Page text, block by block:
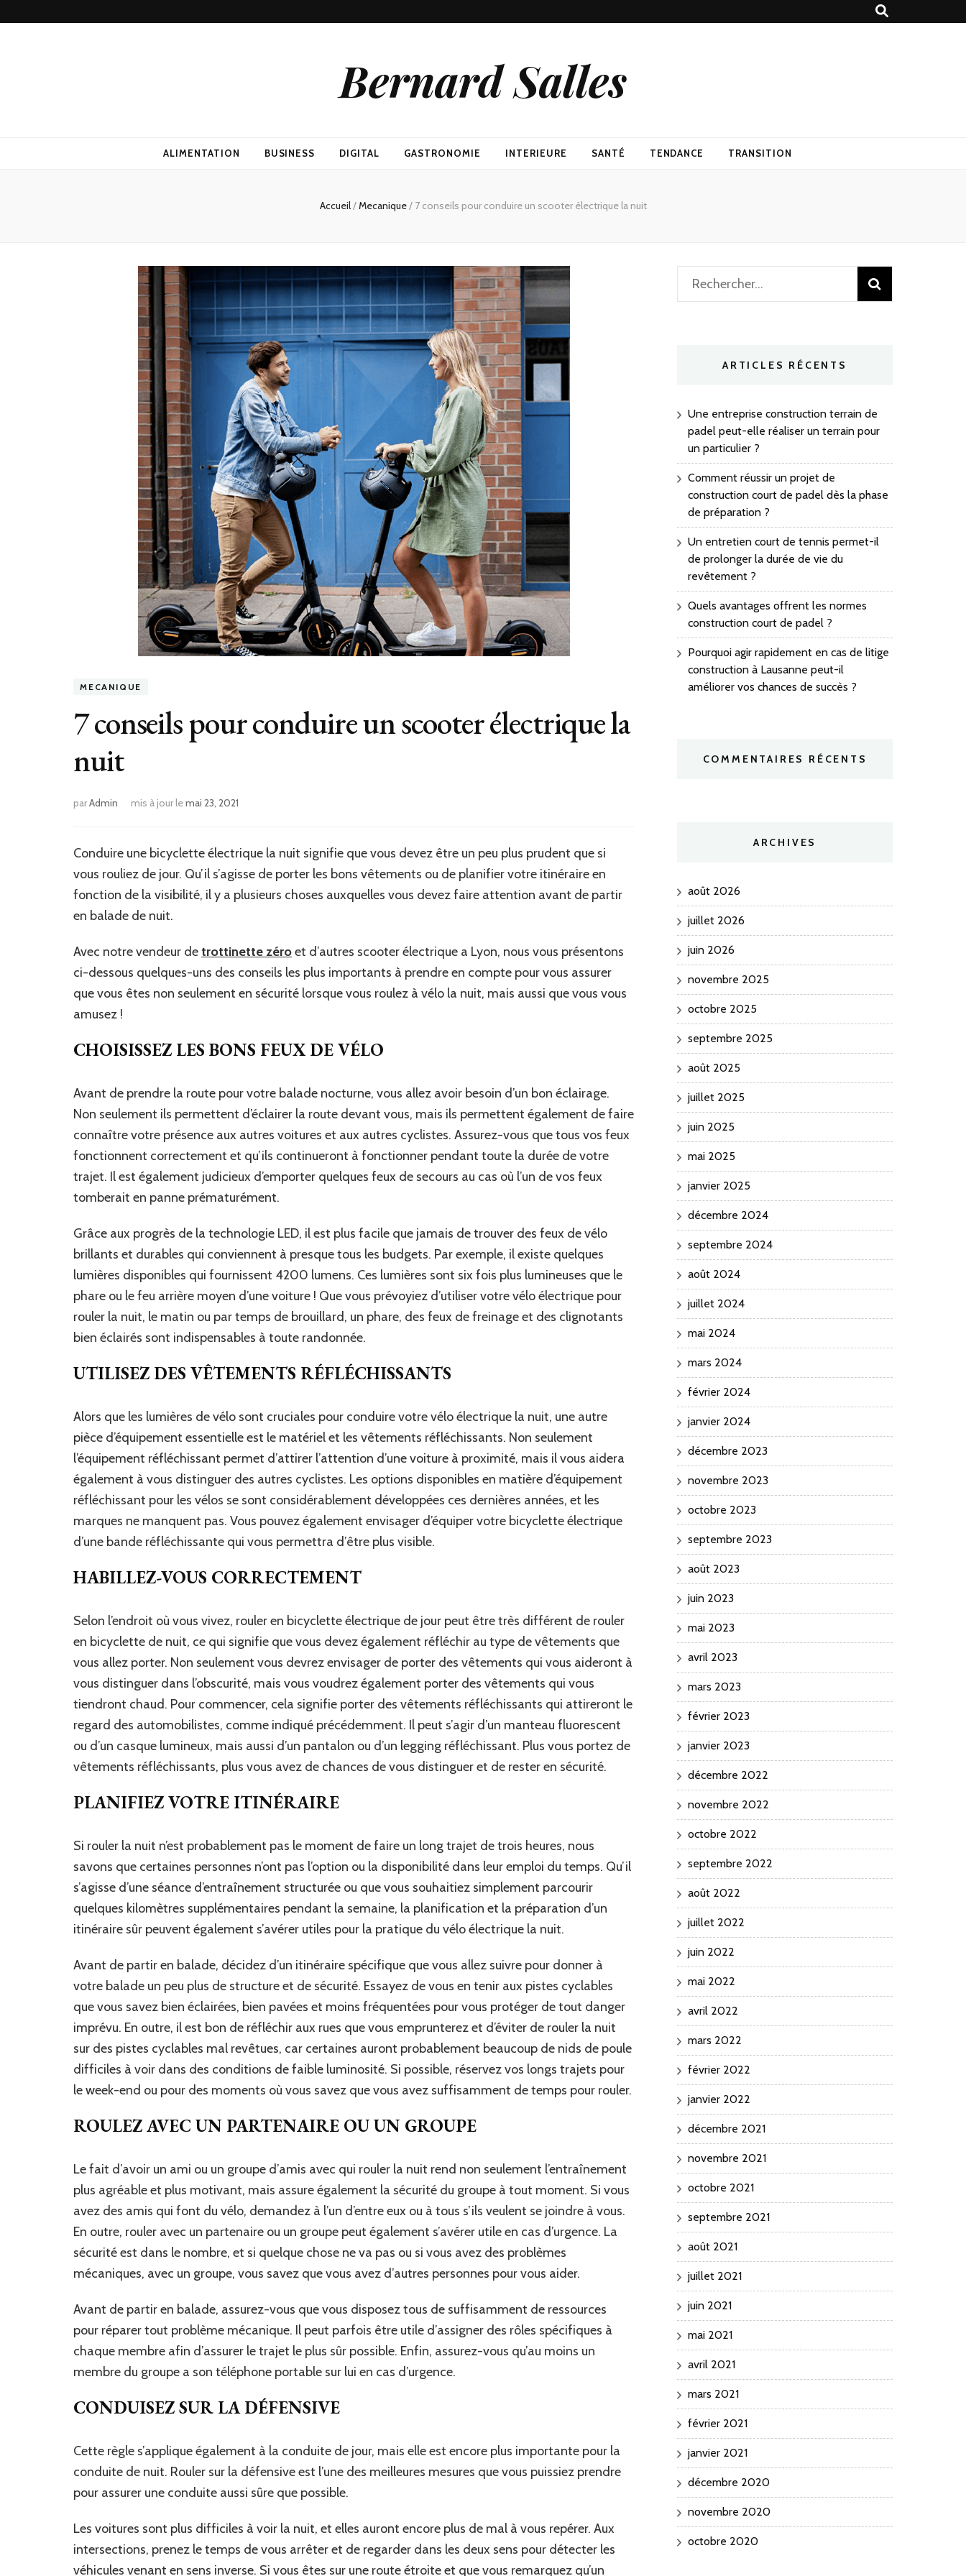
Bernard Salles
ALIMENTATION BUSINESS DIGITAL GASTRONOMIE INTERIEURE SANTÉ TENDANCE TRANSITION
Accueil/Mecanique/ 7 conseils pour conduire un scooter électrique la nuit
MECANIQUE
7 conseils pour conduire un scooter électrique la
nuit
parAdmin mis à jour lemai 23, 2021
Conduire une bicyclette électrique la nuit signifie que vous devez être un peu plus prudent que si
vous rouliez de jour. Qu’il s’agisse de porter les bons vêtements ou de planifier votre itinéraire en
fonction de la visibilité, il y a plusieurs choses auxquelles vous devez faire attention avant de partir
en balade de nuit.
Avec notre vendeur detrottinette zéroet d’autres scooter électrique a Lyon, nous vous présentons
ci-dessous quelques-uns des conseils les plus importants à prendre en compte pour vous assurer
que vous êtes non seulement en sécurité lorsque vous roulez à vélo la nuit, mais aussi que vous vous
amusez !
CHOISISSEZ LES BONS FEUX DE VÉLO
Avant de prendre la route pour votre balade nocturne, vous allez avoir besoin d’un bon éclairage.
Non seulement ils permettent d’éclairer la route devant vous, mais ils permettent également de faire
connaître votre présence aux autres voitures et aux autres cyclistes. Assurez-vous que tous vos feux
fonctionnent correctement et qu’ils continueront à fonctionner pendant toute la durée de votre
trajet. Il est également judicieux d’emporter quelques feux de secours au cas où l’un de vos feux
tomberait en panne prématurément.
Grâce aux progrès de la technologie LED, il est plus facile que jamais de trouver des feux de vélo
brillants et durables qui conviennent à presque tous les budgets. Par exemple, il existe quelques
lumières disponibles qui fournissent 4200 lumens. Ces lumières sont six fois plus lumineuses que le
phare ou le feu arrière moyen d’une voiture ! Que vous prévoyiez d’utiliser votre vélo électrique pour
rouler la nuit, le matin ou par temps de brouillard, un phare, des feux de freinage et des clignotants
bien éclairés sont indispensables à toute randonnée.
UTILISEZ DES VÊTEMENTS RÉFLÉCHISSANTS
Alors que les lumières de vélo sont cruciales pour conduire votre vélo électrique la nuit, une autre
pièce d’équipement essentielle est le matériel et les vêtements réfléchissants. Non seulement
l’équipement réfléchissant permet d’attirer l’attention d’une voiture à proximité, mais il vous aidera
également à vous distinguer des autres cyclistes. Les options disponibles en matière d’équipement
réfléchissant pour les vélos se sont considérablement développées ces dernières années, et les
marques ne manquent pas. Vous pouvez également envisager d’équiper votre bicyclette électrique
d’une bande réfléchissante qui vous permettra d’être plus visible.
HABILLEZ-VOUS CORRECTEMENT
Selon l’endroit où vous vivez, rouler en bicyclette électrique de jour peut être très différent de rouler
en bicyclette de nuit, ce qui signifie que vous devez également réfléchir au type de vêtements que
vous allez porter. Non seulement vous devrez envisager de porter des vêtements qui vous aideront à
vous distinguer dans l’obscurité, mais vous voudrez également porter des vêtements qui vous
tiendront chaud. Pour commencer, cela signifie porter des vêtements réfléchissants qui attireront le
regard des automobilistes, comme indiqué précédemment. Il peut s’agir d’un manteau fluorescent
ou d’un casque lumineux, mais aussi d’un pantalon ou d’un legging réfléchissant. Plus vous portez de
vêtements réfléchissants, plus vous avez de chances de vous distinguer et de rester en sécurité.
PLANIFIEZ VOTRE ITINÉRAIRE
Si rouler la nuit n’est probablement pas le moment de faire un long trajet de trois heures, nous
savons que certaines personnes n’ont pas l’option ou la disponibilité dans leur emploi du temps. Qu’il
s’agisse d’une séance d’entraînement structurée ou que vous souhaitiez simplement parcourir
quelques kilomètres supplémentaires pendant la semaine, la planification et la préparation d’un
itinéraire sûr peuvent également s’avérer utiles pour la pratique du vélo électrique la nuit.
Avant de partir en balade, décidez d’un itinéraire spécifique que vous allez suivre pour donner à
votre balade un peu plus de structure et de sécurité. Essayez de vous en tenir aux pistes cyclables
que vous savez bien éclairées, bien pavées et moins fréquentées pour vous protéger de tout danger
imprévu. En outre, il est bon de réfléchir aux rues que vous emprunterez et d’éviter de rouler la nuit
sur des pistes cyclables mal revêtues, car certaines auront probablement beaucoup de nids de poule
difficiles à voir dans des conditions de faible luminosité. Si possible, réservez vos longs trajets pour
le week-end ou pour des moments où vous savez que vous avez suffisamment de temps pour rouler.
ROULEZ AVEC UN PARTENAIRE OU UN GROUPE
Le fait d’avoir un ami ou un groupe d’amis avec qui rouler la nuit rend non seulement l’entraînement
plus agréable et plus motivant, mais assure également la sécurité du groupe à tout moment. Si vous
avez des amis qui font du vélo, demandez à l’un d’entre eux ou à tous s’ils veulent se joindre à vous.
En outre, rouler avec un partenaire ou un groupe peut également s’avérer utile en cas d’urgence. La
sécurité est dans le nombre, et si quelque chose ne va pas ou si vous avez des problèmes
mécaniques, avec un groupe, vous savez que vous avez d’autres personnes pour vous aider.
Avant de partir en balade, assurez-vous que vous disposez tous de suffisamment de ressources
pour réparer tout problème mécanique. Il peut parfois être utile d’assigner des rôles spécifiques à
chaque membre afin d’assurer le trajet le plus sûr possible. Enfin, assurez-vous qu’au moins un
membre du groupe a son téléphone portable sur lui en cas d’urgence.
CONDUISEZ SUR LA DÉFENSIVE
Cette règle s’applique également à la conduite de jour, mais elle est encore plus importante pour la
conduite de nuit. Rouler sur la défensive est l’une des meilleures mesures que vous puissiez prendre
pour assurer une conduite aussi sûre que possible.
Les voitures sont plus difficiles à voir la nuit, et elles auront encore plus de mal à vous repérer. Aux
intersections, prenez le temps de vous arrêter et de regarder dans les deux sens pour détecter les
véhicules venant en sens inverse. Si vous êtes sur une route étroite et que vous remarquez qu’un
Rechercher :
ARTICLES RÉCENTS
Une entreprise construction terrain de
padel peut-elle réaliser un terrain pour
un particulier ?
Comment réussir un projet de
construction court de padel dès la phase
de préparation ?
Un entretien court de tennis permet-il
de prolonger la durée de vie du
revêtement ?
Quels avantages offrent les normes
construction court de padel ?
Pourquoi agir rapidement en cas de litige
construction à Lausanne peut-il
améliorer vos chances de succès ?
COMMENTAIRES RÉCENTS
ARCHIVES
août 2026
juillet 2026
juin 2026
novembre 2025
octobre 2025
septembre 2025
août 2025
juillet 2025
juin 2025
mai 2025
janvier 2025
décembre 2024
septembre 2024
août 2024
juillet 2024
mai 2024
mars 2024
février 2024
janvier 2024
décembre 2023
novembre 2023
octobre 2023
septembre 2023
août 2023
juin 2023
mai 2023
avril 2023
mars 2023
février 2023
janvier 2023
décembre 2022
novembre 2022
octobre 2022
septembre 2022
août 2022
juillet 2022
juin 2022
mai 2022
avril 2022
mars 2022
février 2022
janvier 2022
décembre 2021
novembre 2021
octobre 2021
septembre 2021
août 2021
juillet 2021
juin 2021
mai 2021
avril 2021
mars 2021
février 2021
janvier 2021
décembre 2020
novembre 2020
octobre 2020